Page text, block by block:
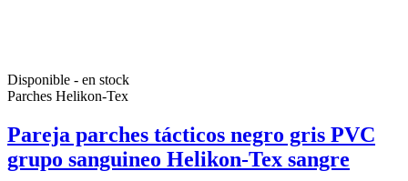
Disponible - en stock
Parches Helikon-Tex
Pareja parches tácticos negro gris PVC
grupo sanguineo Helikon-Tex sangre